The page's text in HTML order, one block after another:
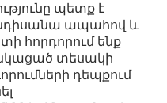
պետք է
ապահով և
հորդորում ենք
տեսակի
դեպքում